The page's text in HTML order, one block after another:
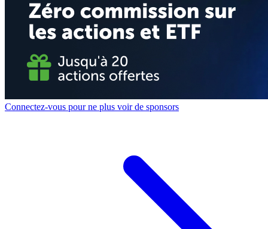
Connectez-vous pour ne plus voir de sponsors